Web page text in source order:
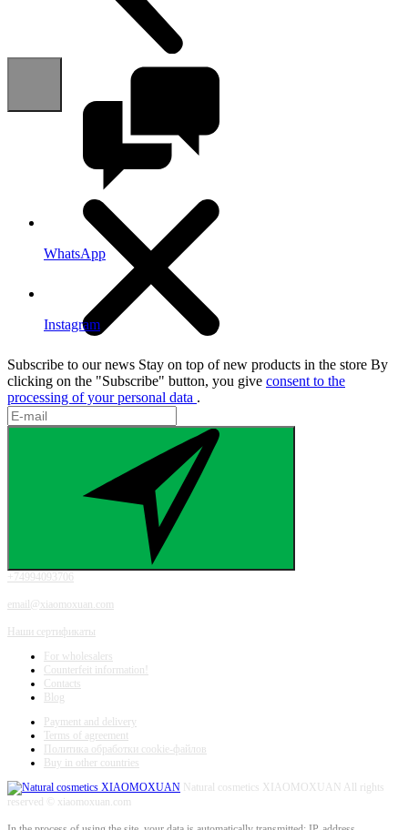
WhatsApp
Instagram
Subscribe to our news Stay on top of new products in the store By
clicking on the "Subscribe" button, you give consent to the
processing of your personal data .
+74994093706
email@xiaomoxuan.com
Наши сертификаты
For wholesalers
Counterfeit information!
Contacts
Blog
Payment and delivery
Terms of agreement
Политика обработки cookie-файлов
Buy in other countries
Natural cosmetics XIAOMOXUAN All rights
reserved © xiaomoxuan.com